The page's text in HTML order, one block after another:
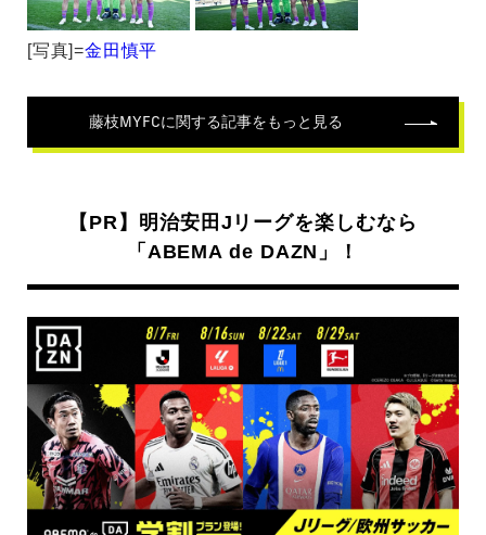
[写真]=金田慎平
藤枝MYFCに関する記事をもっと見る
【PR】明治安田Jリーグを楽しむなら
「ABEMA de DAZN」！